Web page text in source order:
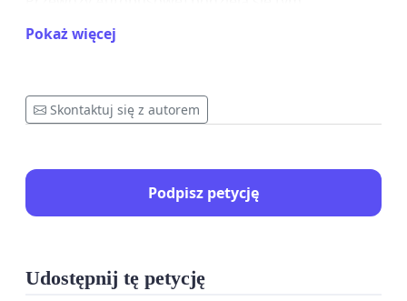
dystansem, to mieszkaniec Sochaczewa jadący do
tak, aby jeden kurs obsługiwała jedna, a drugi -
druga firma.
Istotne jest również jakie autobusy będą
obsługiwać potrzeby mieszkańców ze strony
przewoźnika. Ważne jest dopasowanie wielkości
aby przynajmniej początkowo - były to małe
autobusy.
Pokaż więcej
Skontaktuj się z autorem
Podpisz petycję
Udostępnij tę petycję